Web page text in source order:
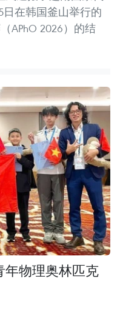
日在韩国釜山举行的
APhO 2026）的结
年物理奥林匹克